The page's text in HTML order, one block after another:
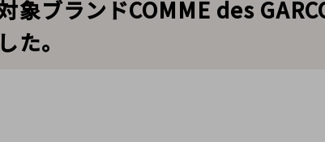
象ブランドCOMME des
た。